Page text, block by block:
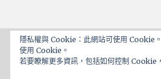
Proudly powered by
隱私權與 Cookie：此網站可使用 Cookie
使用 Cookie。
若要瞭解更多資訊，包括如何控制 Cookie